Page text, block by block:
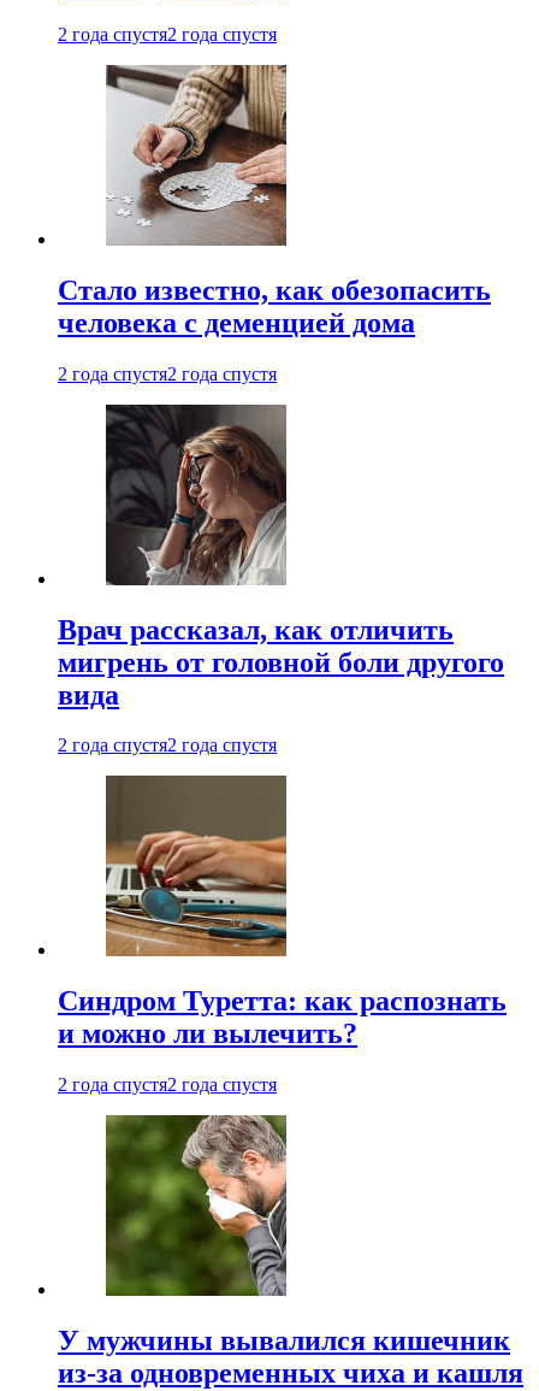
2 года спустя2 года спустя
Стало известно, как обезопасить
человека с деменцией дома
2 года спустя2 года спустя
Врач рассказал, как отличить
мигрень от головной боли другого
вида
2 года спустя2 года спустя
Синдром Туретта: как распознать
и можно ли вылечить?
2 года спустя2 года спустя
У мужчины вывалился кишечник
из-за одновременных чиха и кашля